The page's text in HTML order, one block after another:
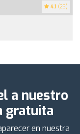
4.1 (23)
a nuestro
gratuita
en nuestra